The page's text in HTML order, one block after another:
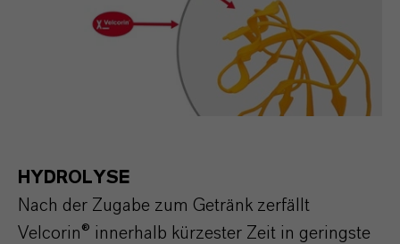
HYDROLYSE
Nach der Zugabe zum Getränk zerfällt
Velcorin® innerhalb kürzester Zeit in geringste